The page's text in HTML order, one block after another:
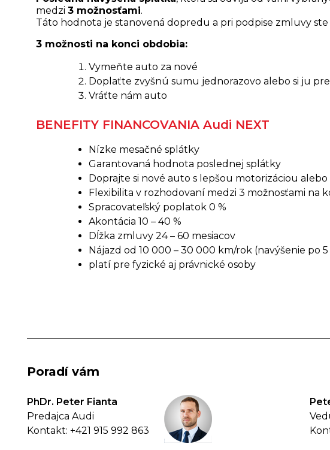
medzi 3 možnosťami.
Táto hodnota je stanovená dopredu a pri podpise zmluvy
3 možnosti na konci obdobia:
Vymeňte auto za nové
Doplaťte zvyšnú sumu jednorazovo alebo si ju
Vráťte nám auto
BENEFITY FINANCOVANIA Audi NEXT
Nízke mesačné splátky
Garantovaná hodnota poslednej splátky
Doprajte si nové auto s lepšou motorizáciou
Flexibilita v rozhodovaní medzi 3 možnosťami na
Spracovateľský poplatok 0 %
Akontácia 10 – 40 %
Dĺžka zmluvy 24 – 60 mesiacov
Nájazd od 10 000 – 30 000 km/rok (navýšenie po
platí pre fyzické aj právnické osoby
Poradí vám
PhDr. Peter Fianta
Predajca Audi
Kontakt: +421 915 992 863